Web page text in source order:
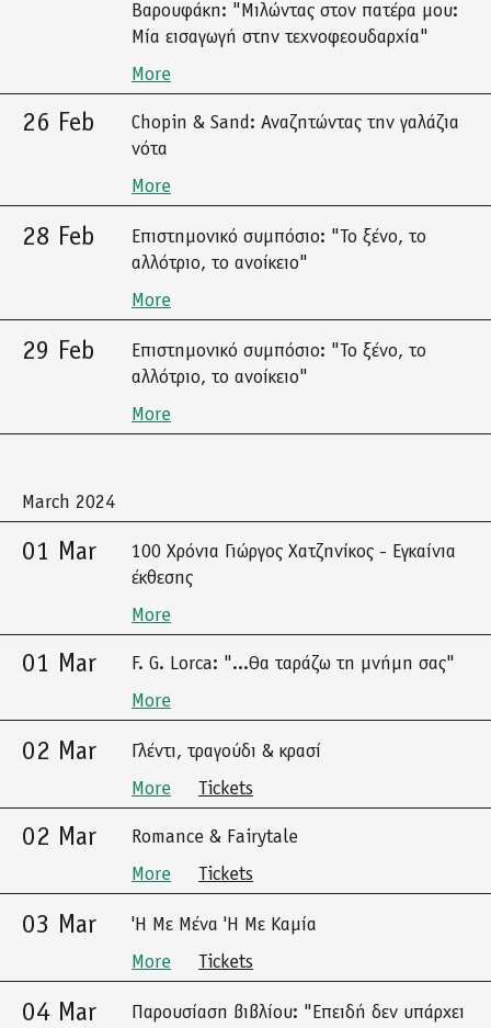
Βαρουφάκη: "Μιλώντας στον πατέρα μου:
Μία εισαγωγή στην τεχνοφεουδαρχία"
More
26 Feb
Chopin & Sand: Αναζητώντας την γαλάζια
νότα
More
28 Feb
Επιστημονικό συμπόσιο: "Το ξένο, το
αλλότριο, το ανοίκειο"
More
29 Feb
Επιστημονικό συμπόσιο: "Το ξένο, το
αλλότριο, το ανοίκειο"
More
March 2024
01 Mar
100 Χρόνια Γιώργος Χατζηνίκος - Εγκαίνια
έκθεσης
More
01 Mar
F. G. Lorca: "...Θα ταράζω τη μνήμη σας"
More
02 Mar
Γλέντι, τραγούδι & κρασί
More
Tickets
02 Mar
Romance & Fairytale
More
Tickets
03 Mar
'Η Με Μένα 'Η Με Καμία
More
Tickets
04 Mar
Παρουσίαση βιβλίου: "Επειδή δεν υπάρχει